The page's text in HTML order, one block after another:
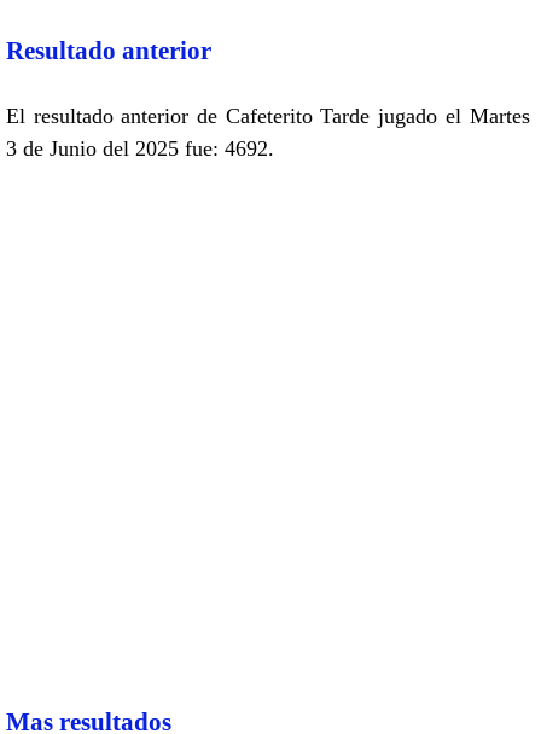
Resultado anterior
El resultado anterior de Cafeterito Tarde jugado el Martes
3 de Junio del 2025 fue: 4692.
Mas resultados